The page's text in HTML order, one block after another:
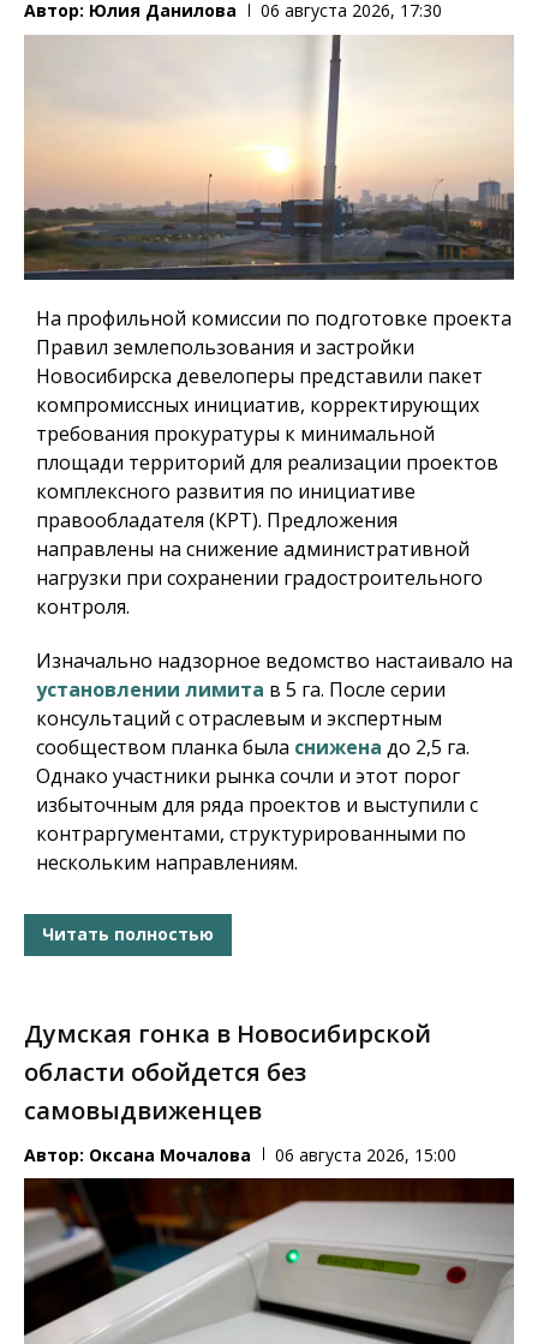
Автор: Юлия Данилова 06 августа 2026, 17:30
На профильной комиссии по подготовке проекта
Правил землепользования и застройки
Новосибирска девелоперы представили пакет
компромиссных инициатив, корректирующих
требования прокуратуры к минимальной
площади территорий для реализации проектов
комплексного развития по инициативе
правообладателя (КРТ). Предложения
направлены на снижение административной
нагрузки при сохранении градостроительного
контроля.
Изначально надзорное ведомство настаивало на
установлении лимита в 5 га. После серии
консультаций с отраслевым и экспертным
сообществом планка была снижена до 2,5 га.
Однако участники рынка сочли и этот порог
избыточным для ряда проектов и выступили с
контраргументами, структурированными по
нескольким направлениям.
Читать полностью
Думская гонка в Новосибирской
области обойдется без
самовыдвиженцев
Автор: Оксана Мочалова 06 августа 2026, 15:00